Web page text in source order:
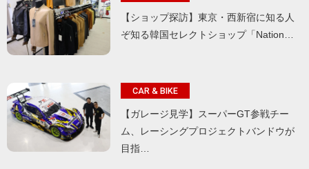
【ショップ探訪】東京・西新宿に知る人
ぞ知る韓国セレクトショップ「Nation…
CAR & BIKE
【ガレージ見学】スーパーGT参戦チー
ム、レーシングプロジェクトバンドウが
目指…